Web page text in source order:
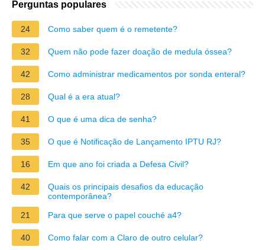
Perguntas populares
24 Como saber quem é o remetente?
32 Quem não pode fazer doação de medula óssea?
42 Como administrar medicamentos por sonda enteral?
28 Qual é a era atual?
41 O que é uma dica de senha?
35 O que é Notificação de Lançamento IPTU RJ?
16 Em que ano foi criada a Defesa Civil?
42
Quais os principais desafios da educação
contemporânea?
21
Para que serve o papel couché a4?
40 Como falar com a Claro de outro celular?